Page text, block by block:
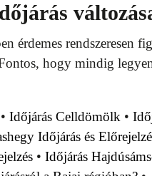
érdemes rendszeresen
hogy mindig
• Időjárás Celldömölk •
Időjárás és
• Időjárás